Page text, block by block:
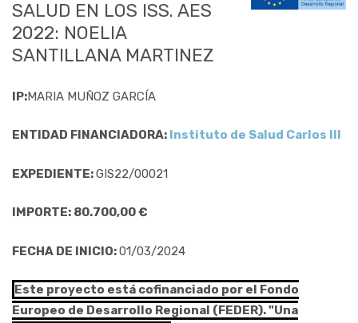
SALUD EN LOS ISS. AES
2022: NOELIA
SANTILLANA MARTINEZ
IP:MARIA MUÑOZ GARCÍA
ENTIDAD FINANCIADORA: Instituto de Salud Carlos III
EXPEDIENTE:GIS22/00021
IMPORTE: 80.700,00 €
FECHA DE INICIO:01/03/2024
Este proyecto está cofinanciado por el Fondo
Europeo de Desarrollo Regional (FEDER). "Una